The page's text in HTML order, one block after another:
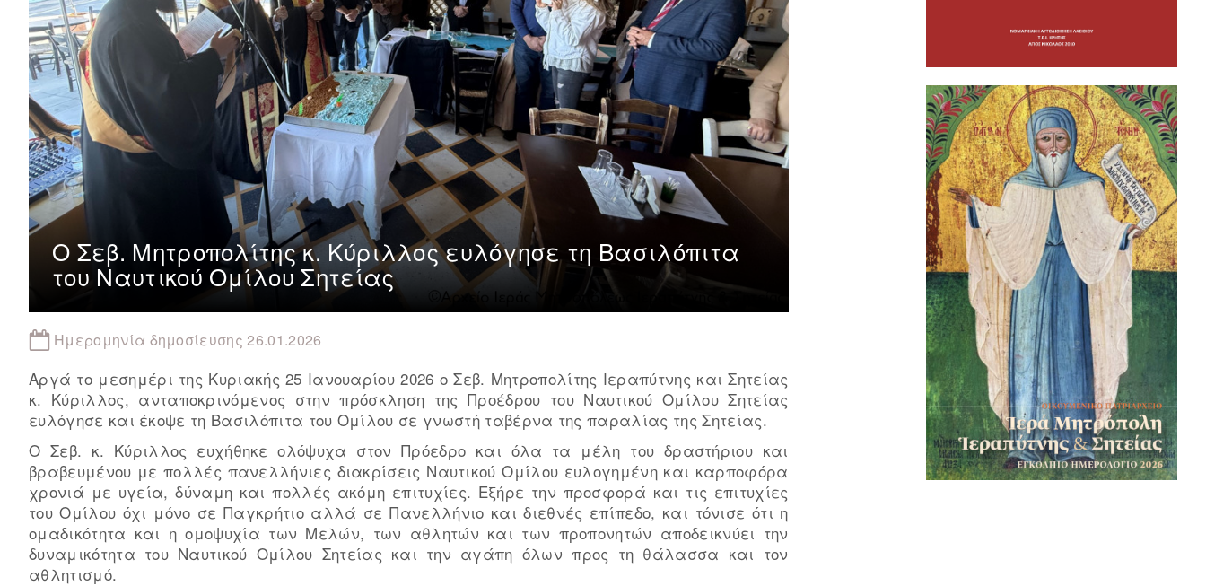
Ο Σεβ. Μητροπολίτης κ. Kύριλλος ευλόγησε τη Βασιλόπιτα
του Ναυτικού Ομίλου Σητείας
Ημερομηνία δημοσίευσης 26.01.2026
Αργά το μεσημέρι της Κυριακής 25 Ιανουαρίου 2026 ο Σεβ. Μητροπολίτης Ιεραπύτνης και Σητείας
κ. Kύριλλος, ανταποκρινόμενος στην πρόσκληση της Προέδρου του Ναυτικού Ομίλου Σητείας
ευλόγησε και έκοψε τη Βασιλόπιτα του Ομίλου σε γνωστή ταβέρνα της παραλίας της Σητείας.
Ο Σεβ. κ. Κύριλλος ευχήθηκε ολόψυχα στον Πρόεδρο και όλα τα μέλη του δραστήριου και
βραβευμένου με πολλές πανελλήνιες διακρίσεις Ναυτικού Ομίλου ευλογημένη και καρποφόρα
χρονιά με υγεία, δύναμη και πολλές ακόμη επιτυχίες. Εξήρε την προσφορά και τις επιτυχίες
του Ομίλου όχι μόνο σε Παγκρήτιο αλλά σε Πανελλήνιο και διεθνές επίπεδο, και τόνισε ότι η
ομαδικότητα και η ομοψυχία των Μελών, των αθλητών και των προπονητών αποδεικνύει την
δυναμικότητα του Ναυτικού Ομίλου Σητείας και την αγάπη όλων προς τη θάλασσα και τον
αθλητισμό.